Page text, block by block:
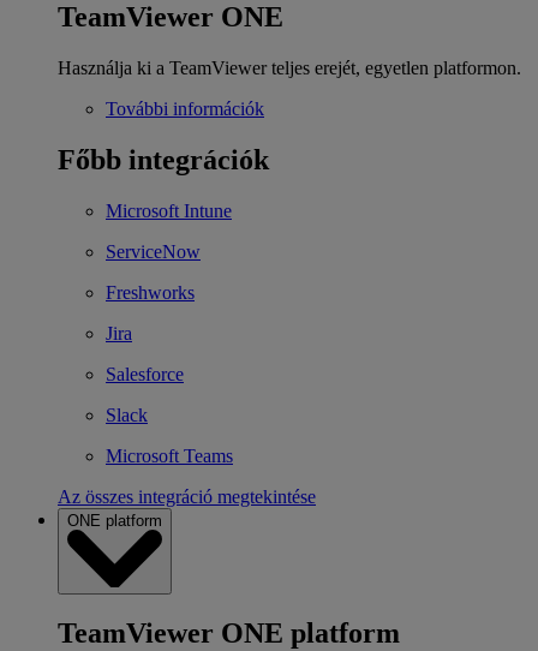
TeamViewer ONE
Használja ki a TeamViewer teljes erejét, egyetlen platformon.
További információk
Főbb integrációk
Microsoft Intune
ServiceNow
Freshworks
Jira
Salesforce
Slack
Microsoft Teams
Az összes integráció megtekintése
ONE platform
TeamViewer ONE platform